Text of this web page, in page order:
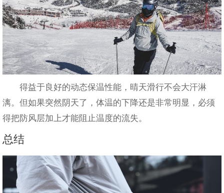
得益于良好的动态保温性能，晴天滑行不会大汗淋
漓。但如果突然阴天了，体温的下降还是非常明显，必须
得把防风层加上才能阻止温度的流失。
总结